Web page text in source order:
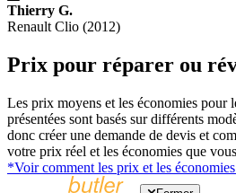
Thierry G.
Renault Clio (2012)
Prix pour réparer ou
Les prix moyens et les économies pour
présentées sont basés sur différents
donc créer une demande de devis et
votre prix réel et les économies que
*Voir comment les prix et les